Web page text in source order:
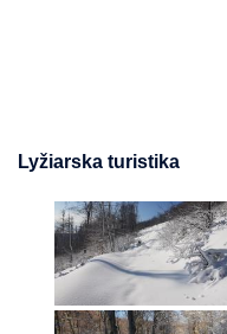
Lyžiarska turistika